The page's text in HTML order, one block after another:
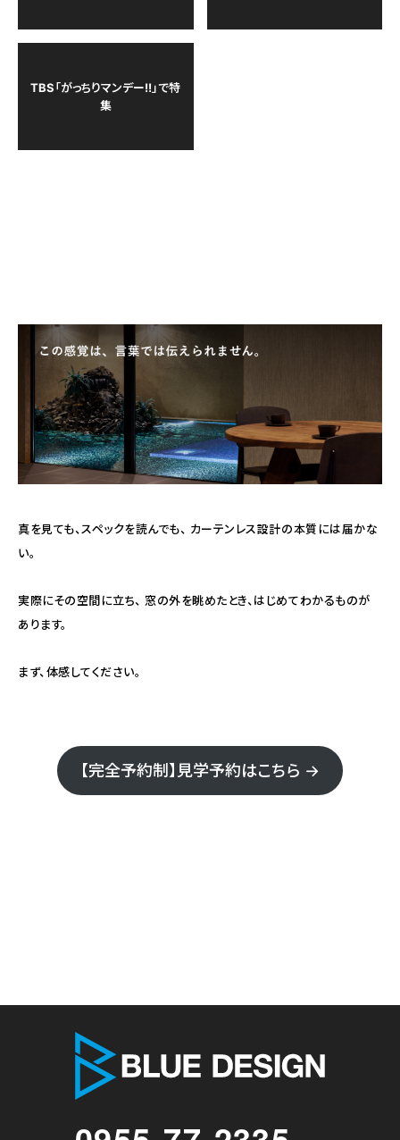
TBS「がっちりマンデー!!」で特
集
真を見ても、スペックを読んでも、 カーテンレス設計の本質には届かな
い。
実際にその空間に立ち、 窓の外を眺めたとき、はじめてわかるものが
あります。
まず、体感してください。
【完全予約制】見学予約はこちら →